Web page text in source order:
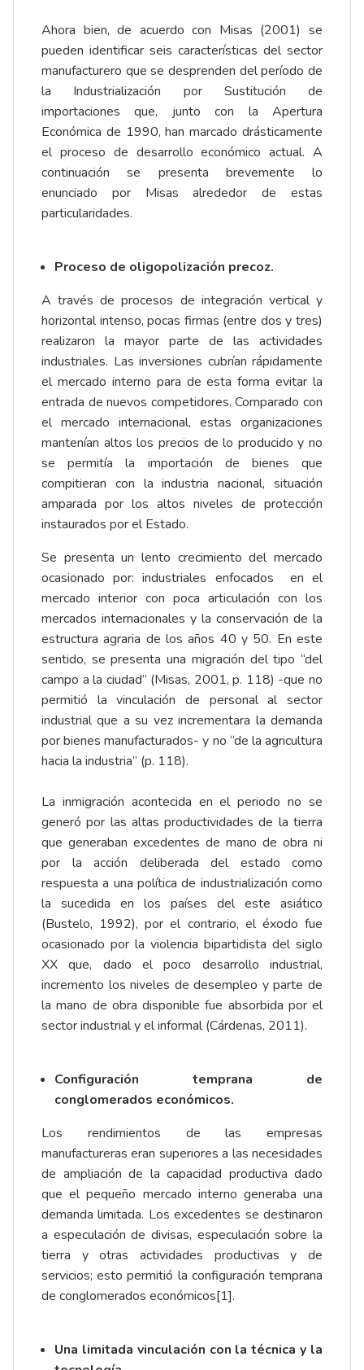
Ahora bien, de acuerdo con Misas (2001) se
pueden identificar seis características del sector
manufacturero que se desprenden del período de
la Industrialización por Sustitución de
importaciones que, junto con la Apertura
Económica de 1990, han marcado drásticamente
el proceso de desarrollo económico actual. A
continuación se presenta brevemente lo
enunciado por Misas alrededor de estas
particularidades.
Proceso de oligopolización precoz.
A través de procesos de integración vertical y
horizontal intenso, pocas firmas (entre dos y tres)
realizaron la mayor parte de las actividades
industriales. Las inversiones cubrían rápidamente
el mercado interno para de esta forma evitar la
entrada de nuevos competidores. Comparado con
el mercado internacional, estas organizaciones
mantenían altos los precios de lo producido y no
se permitía la importación de bienes que
compitieran con la industria nacional, situación
amparada por los altos niveles de protección
instaurados por el Estado.
Se presenta un lento crecimiento del mercado
ocasionado por: industriales enfocados en el
mercado interior con poca articulación con los
mercados internacionales y la conservación de la
estructura agraria de los años 40 y 50. En este
sentido, se presenta una migración del tipo “del
campo a la ciudad” (Misas, 2001, p. 118) -que no
permitió la vinculación de personal al sector
industrial que a su vez incrementara la demanda
por bienes manufacturados- y no “de la agricultura
hacia la industria” (p. 118).
La inmigración acontecida en el periodo no se
generó por las altas productividades de la tierra
que generaban excedentes de mano de obra ni
por la acción deliberada del estado como
respuesta a una política de industrialización como
la sucedida en los países del este asiático
(Bustelo, 1992), por el contrario, el éxodo fue
ocasionado por la violencia bipartidista del siglo
XX que, dado el poco desarrollo industrial,
incremento los niveles de desempleo y parte de
la mano de obra disponible fue absorbida por el
sector industrial y el informal (Cárdenas, 2011).
Configuración temprana de
conglomerados económicos.
Los rendimientos de las empresas
manufactureras eran superiores a las necesidades
de ampliación de la capacidad productiva dado
que el pequeño mercado interno generaba una
demanda limitada. Los excedentes se destinaron
a especulación de divisas, especulación sobre la
tierra y otras actividades productivas y de
servicios; esto permitió la configuración temprana
de conglomerados económicos[1].
Una limitada vinculación con la técnica y la